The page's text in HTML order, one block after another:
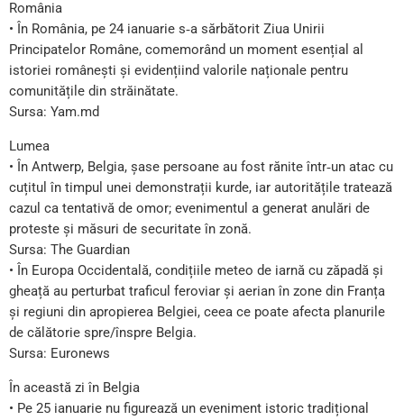
România
• În România, pe 24 ianuarie s‑a sărbătorit Ziua Unirii
Principatelor Române, comemorând un moment esențial al
istoriei românești și evidențiind valorile naționale pentru
comunitățile din străinătate.
Sursa: Yam.md
Lumea
• În Antwerp, Belgia, șase persoane au fost rănite într‑un atac cu
cuțitul în timpul unei demonstrații kurde, iar autoritățile tratează
cazul ca tentativă de omor; evenimentul a generat anulări de
proteste și măsuri de securitate în zonă.
Sursa: The Guardian
• În Europa Occidentală, condițiile meteo de iarnă cu zăpadă și
gheață au perturbat traficul feroviar și aerian în zone din Franța
și regiuni din apropierea Belgiei, ceea ce poate afecta planurile
de călătorie spre/înspre Belgia.
Sursa: Euronews
În această zi în Belgia
• Pe 25 ianuarie nu figurează un eveniment istoric tradițional